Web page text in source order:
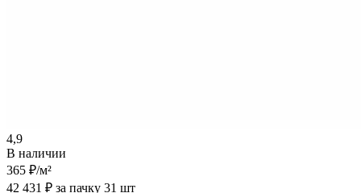
4,9
В наличии
365 ₽/м²
42 431 ₽ за пачку 31 шт